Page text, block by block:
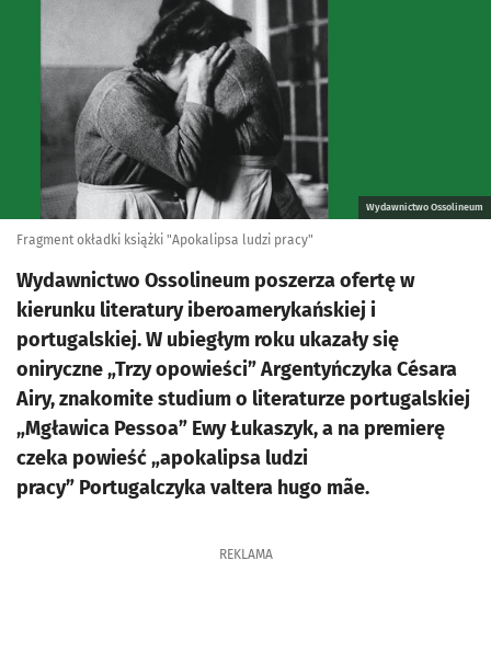
Wydawnictwo Ossolineum
Fragment okładki książki "Apokalipsa ludzi pracy"
Wydawnictwo Ossolineum poszerza ofertę w
kierunku literatury iberoamerykańskiej i
portugalskiej. W ubiegłym roku ukazały się
oniryczne „Trzy opowieści” Argentyńczyka Césara
Airy, znakomite studium o literaturze portugalskiej
„Mgławica Pessoa” Ewy Łukaszyk, a na premierę
czeka powieść „apokalipsa ludzi
pracy” Portugalczyka valtera hugo mãe.
REKLAMA